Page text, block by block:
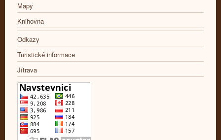
Mapy
Knihovna
Odkazy
Turistické informace
Jítrava